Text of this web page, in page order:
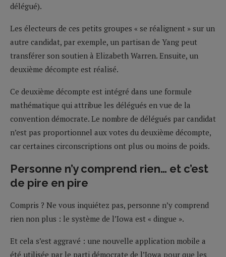
délégué).
Les électeurs de ces petits groupes « se réalignent » sur un
autre candidat, par exemple, un partisan de Yang peut
transférer son soutien à Elizabeth Warren. Ensuite, un
deuxième décompte est réalisé.
Ce deuxième décompte est intégré dans une formule
mathématique qui attribue les délégués en vue de la
convention démocrate. Le nombre de délégués par candidat
n’est pas proportionnel aux votes du deuxième décompte,
car certaines circonscriptions ont plus ou moins de poids.
Personne n’y comprend rien… et c’est
de pire en pire
Compris ? Ne vous inquiétez pas, personne n’y comprend
rien non plus : le système de l’Iowa est « dingue ».
Et cela s’est aggravé : une nouvelle application mobile a
été utilisée par le parti démocrate de l’Iowa pour que les